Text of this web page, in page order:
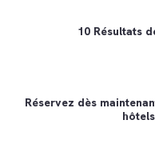
10 Résultats
Réservez dès